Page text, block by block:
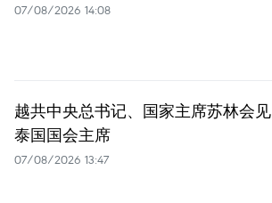
07/08/2026 14:08
越共中央总书记、国家主席苏林会见
泰国国会主席
07/08/2026 13:47